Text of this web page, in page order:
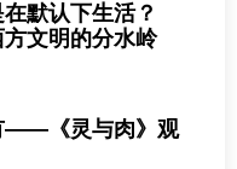
默认下生活？
文明的分水岭
——《灵与肉》观